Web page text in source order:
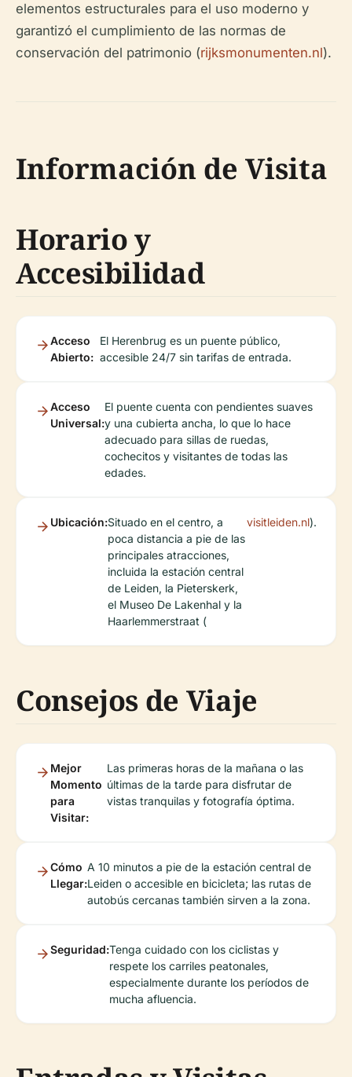
elementos estructurales para el uso moderno y
garantizó el cumplimiento de las normas de
conservación del patrimonio (rijksmonumenten.nl).
Información de Visita
Horario y
Accesibilidad
Acceso
Abierto:
El Herenbrug es un puente público,
accesible 24/7 sin tarifas de entrada.
Acceso
Universal:
El puente cuenta con pendientes suaves
y una cubierta ancha, lo que lo hace
adecuado para sillas de ruedas,
cochecitos y visitantes de todas las
edades.
Ubicación:Situado en el centro, a
poca distancia a pie de las
principales atracciones,
incluida la estación central
de Leiden, la Pieterskerk,
el Museo De Lakenhal y la
Haarlemmerstraat (
visitleiden.nl).
Consejos de Viaje
Mejor
Momento
para
Visitar:
Las primeras horas de la mañana o las
últimas de la tarde para disfrutar de
vistas tranquilas y fotografía óptima.
Cómo
Llegar:
A 10 minutos a pie de la estación central de
Leiden o accesible en bicicleta; las rutas de
autobús cercanas también sirven a la zona.
Seguridad:Tenga cuidado con los ciclistas y
respete los carriles peatonales,
especialmente durante los períodos de
mucha afluencia.